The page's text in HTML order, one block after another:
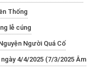
Thống
lễ cúng
Người Quá Cố
4/4/2025 (7/3/2025 Âm